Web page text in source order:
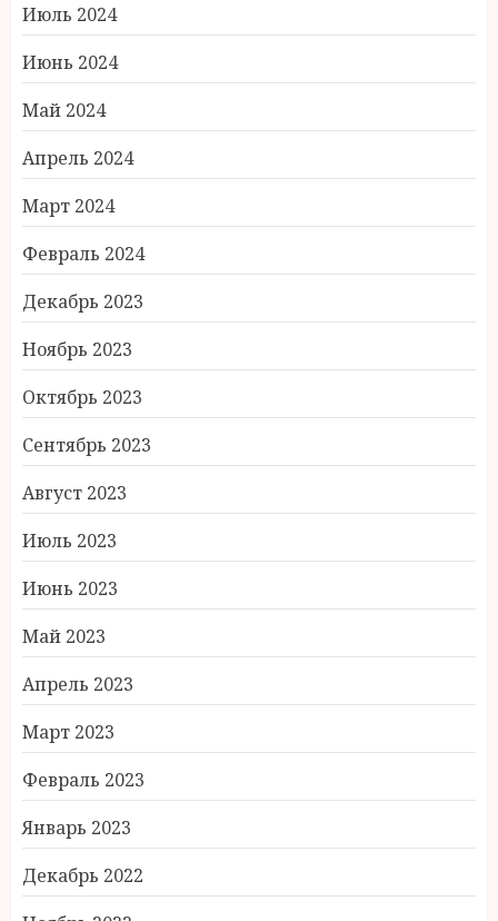
Июль 2024
Июнь 2024
Май 2024
Апрель 2024
Март 2024
Февраль 2024
Декабрь 2023
Ноябрь 2023
Октябрь 2023
Сентябрь 2023
Август 2023
Июль 2023
Июнь 2023
Май 2023
Апрель 2023
Март 2023
Февраль 2023
Январь 2023
Декабрь 2022